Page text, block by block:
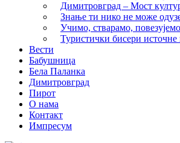
Димитровград – Мост
Знање ти нико не може
Учимо, стварамо, повезујемо
Туристички бисери источне
Вести
Бабушница
Бела Паланка
Димитровград
Пирот
О нама
Контакт
Импресум